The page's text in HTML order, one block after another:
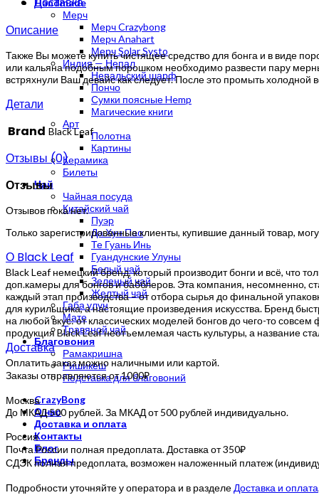
Handmade
Мерч
Мерч Crazybong
Мерч Anahart
Мерч Solar Systo
Индия — Непал
Непальский шарф
Пончо
Сумки поясные Hemp
Магические книги
Арт
Полотна
Картины
Керамика
Билеты
Чай
Чайная посуда
Китайский чай
Пуэр
Да Хун Пао
Те Гуань Инь
Гуандунские Улуны
Белый чай
Зеленый чай
Желтый чай
Габа улун
Мате
Травяной чай
Благовония
Рамакришна
Ришикеш
Подставка для благовоний
CrazyBong
О нас
Доставка и оплата
Контакты
Блог
Бренды
Описание
Также Вы можете купить чистящее средство для бонга и в виде
или кальяна подобным порошком необходимо развести пару
встряхнули Ваш девайс как следует. После это промыть холодной
Детали
Brand Black Leaf
Отзывы (0)
Отзывы
Отзывов пока нет.
Только зарегистрированные клиенты, купившие данный товар,
О Black Leaf
Black Leaf немецкий бренд, который производит бонги и всё, что
доп.камеры для бонгов и бабблеров. Эта компания, несомненно,
каждый этап производства – от отбора сырья до финальной
для курильщика, а настоящие произведения искусства. Бренд
на любой вкус: от классических моделей бонгов до чего-то
продукция Black Leaf неотъемлемая часть культуры, а название
Доставка
Оплатить заказ можно наличными или картой.
Заказы отправляются от 1000₽
Москва
До МКАД 500 рублей. За МКАД от 500 рублей индивидуально.
Россия
Почта России полная предоплата. Доставка от 350₽
СДЭК полная предоплата, возможен наложенный платеж
Подробности уточняйте у оператора и в разделе Доставка и оплата